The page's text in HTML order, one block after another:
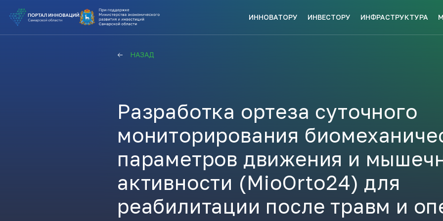
ИННОВАТОРУ ИНВЕСТОРУ ИНФРАСТРУКТУРА
НАЗАД
Разработка ортеза суточного
мониторирования
параметров движения и
активности (MioOrto24) для
реабилитации после травм и
Актуальные конкурсы Анонсы публикаций Новости
ПОДПИСАТЬСЯ
ПОЛЕЗНЫЕ СТАТЬИ
НОВОСТИ КАЖДЫЙ
ПОДПИСЫВАЙТЕСЬ
Телеграм